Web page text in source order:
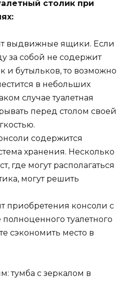
столик при
выдвижные ящики. Если
за собой не содержит
и бутыльков, то возможно
в небольших
случае туалетная
перед столом своей
содержится
хранения. Несколько
где могут располагаться
могут решить
приобретения консоли с
туалетного
сэкономить место в
тумба с зеркалом в